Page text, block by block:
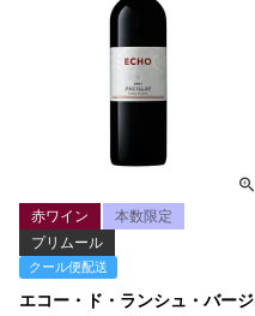
エコー・ド・ランシュ・バージ
赤ワイン
本数限定
プリムール
クール便配送